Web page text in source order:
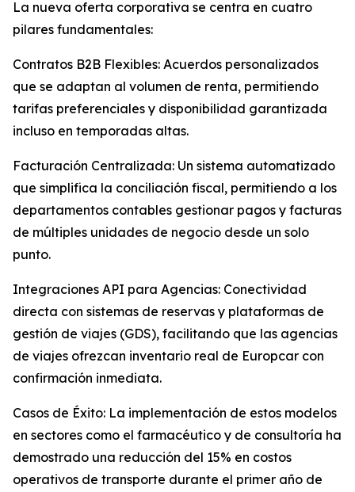
La nueva oferta corporativa se centra en cuatro
pilares fundamentales:
Contratos B2B Flexibles: Acuerdos personalizados
que se adaptan al volumen de renta, permitiendo
tarifas preferenciales y disponibilidad garantizada
incluso en temporadas altas.
Facturación Centralizada: Un sistema automatizado
que simplifica la conciliación fiscal, permitiendo a los
departamentos contables gestionar pagos y facturas
de múltiples unidades de negocio desde un solo
punto.
Integraciones API para Agencias: Conectividad
directa con sistemas de reservas y plataformas de
gestión de viajes (GDS), facilitando que las agencias
de viajes ofrezcan inventario real de Europcar con
confirmación inmediata.
Casos de Éxito: La implementación de estos modelos
en sectores como el farmacéutico y de consultoría ha
demostrado una reducción del 15% en costos
operativos de transporte durante el primer año de